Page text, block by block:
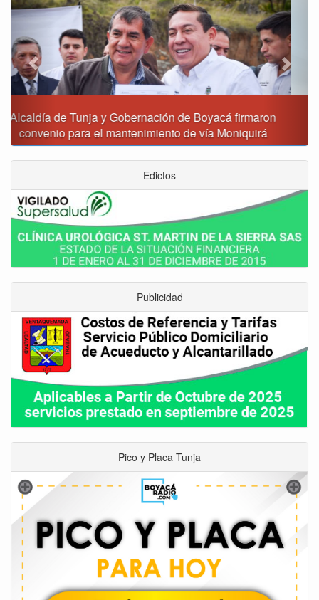
Reporte del tiempo en Boyacá para el viernes
Edictos
Publicidad
Pico y Placa Tunja